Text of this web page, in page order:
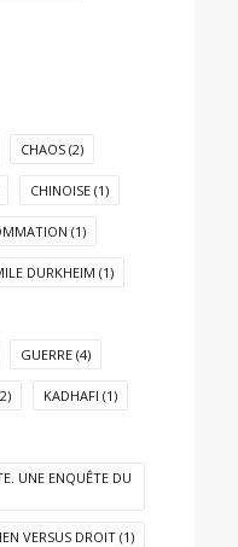
CHAOS (2)
CHINOISE (1)
(1)
DURKHEIM (1)
GUERRE (4)
KADHAFI (1)
UNE ENQUÊTE DU
VERSUS DROIT (1)